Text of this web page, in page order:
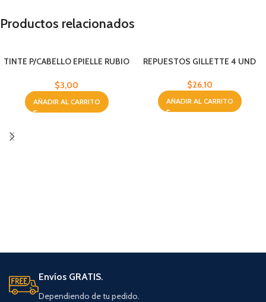
Productos relacionados
TINTE P/CABELLO EPIELLE RUBIO
$3,00
AÑADIR AL CARRITO
REPUESTOS GILLETTE 4 UND
$26,10
AÑADIR AL CARRITO
Envíos GRATIS.
Dependiendo de tu pedido.